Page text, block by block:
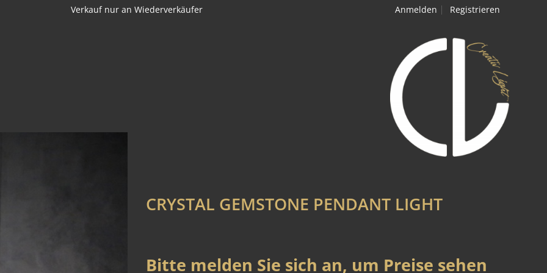
Verkauf nur an Wiederverkäufer Anmelden Registrieren
CRYSTAL GEMSTONE PENDANT LIGHT
Bitte melden Sie sich an, um Preise sehen